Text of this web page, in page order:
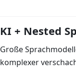
KI + Nested
Große
komplexer